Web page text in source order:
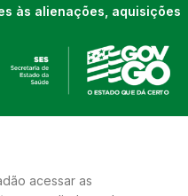
às alienações, aquisições
acessar as